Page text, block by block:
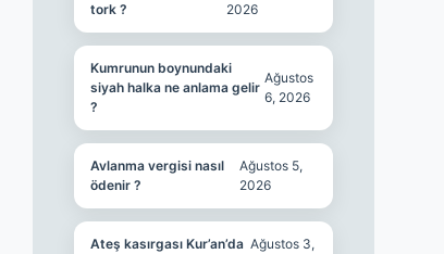
tork ?
2026
Kumrunun boynundaki
siyah halka ne anlama gelir
?
Ağustos
6, 2026
Avlanma vergisi nasıl
ödenir ?
Ağustos 5,
2026
Ateş kasırgası Kur’an’da Ağustos 3,